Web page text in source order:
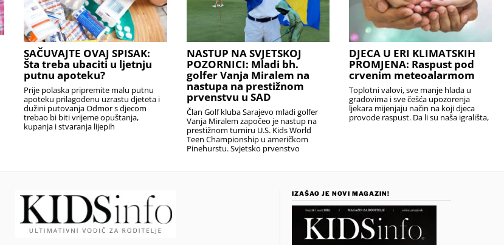
SAČUVAJTE OVAJ SPISAK:
Šta treba ubaciti u ljetnju
putnu apoteku?
Prije polaska pripremite malu putnu
apoteku prilagođenu uzrastu djeteta i
dužini putovanja Odmor s djecom
trebao bi biti vrijeme opuštanja,
kupanja i stvaranja lijepih
NASTUP NA SVJETSKOJ
POZORNICI: Mladi bh.
golfer Vanja Miralem na
nastupa na prestižnom
prvenstvu u SAD
Član Golf kluba Sarajevo mladi golfer
Vanja Miralem započeo je nastup na
prestižnom turniru U.S. Kids World
Teen Championship u američkom
Pinehurstu. Svjetsko prvenstvo
DJECA U ERI KLIMATSKIH
PROMJENA: Raspust pod
crvenim meteoalarmom
Toplotni valovi, sve manje hlada u
gradovima i sve češća upozorenja
ljekara mijenjaju način na koji djeca
provode raspust. Da li su naša igrališta,
IZAŠAO JE NOVI MAGAZIN!